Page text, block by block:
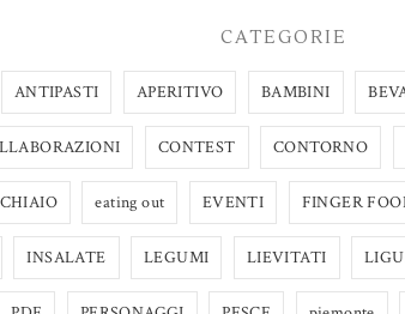
CATEGORIE
ANTIPASTI APERITIVO BAMBINI
CONTEST CONTORNO
eating out EVENTI FINGER
INSALATE LEGUMI LIEVITATI